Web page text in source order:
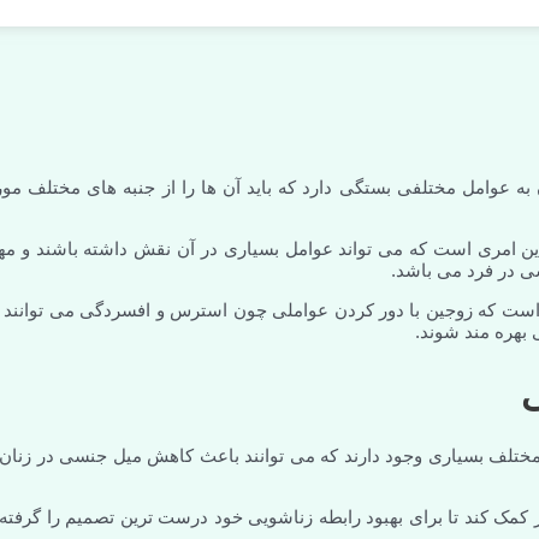
مختلفی بستگی دارد که باید آن ها را از جنبه های مختلف
امری است که می تواند عوامل بسیاری در آن نقش داشته باشند و
در فرد می باشد.
که زوجین با دور کردن عواملی چون استرس و افسردگی می توانند
بهره مند شوند.
بسیاری وجود دارند که می توانند باعث کاهش میل جنسی در
کند تا برای بهبود رابطه زناشویی خود درست ترین تصمیم را